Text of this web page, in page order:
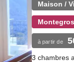
Maison /
à partir de
3 chambres